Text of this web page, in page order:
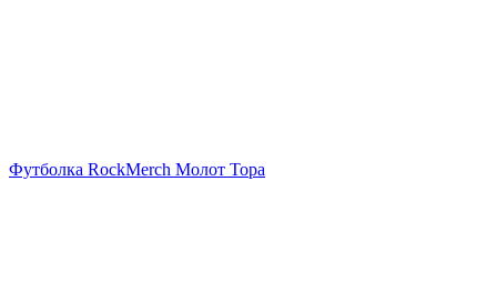
Футболка RockMerch Молот Тора